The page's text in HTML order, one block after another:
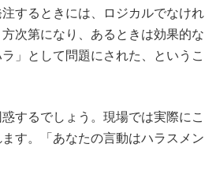
するときには、ロジカルでなけれ
次第になり、あるときは効果的な
」として問題にされた、というこ
するでしょう。現場では実際にこ
す。「あなたの言動はハラスメン